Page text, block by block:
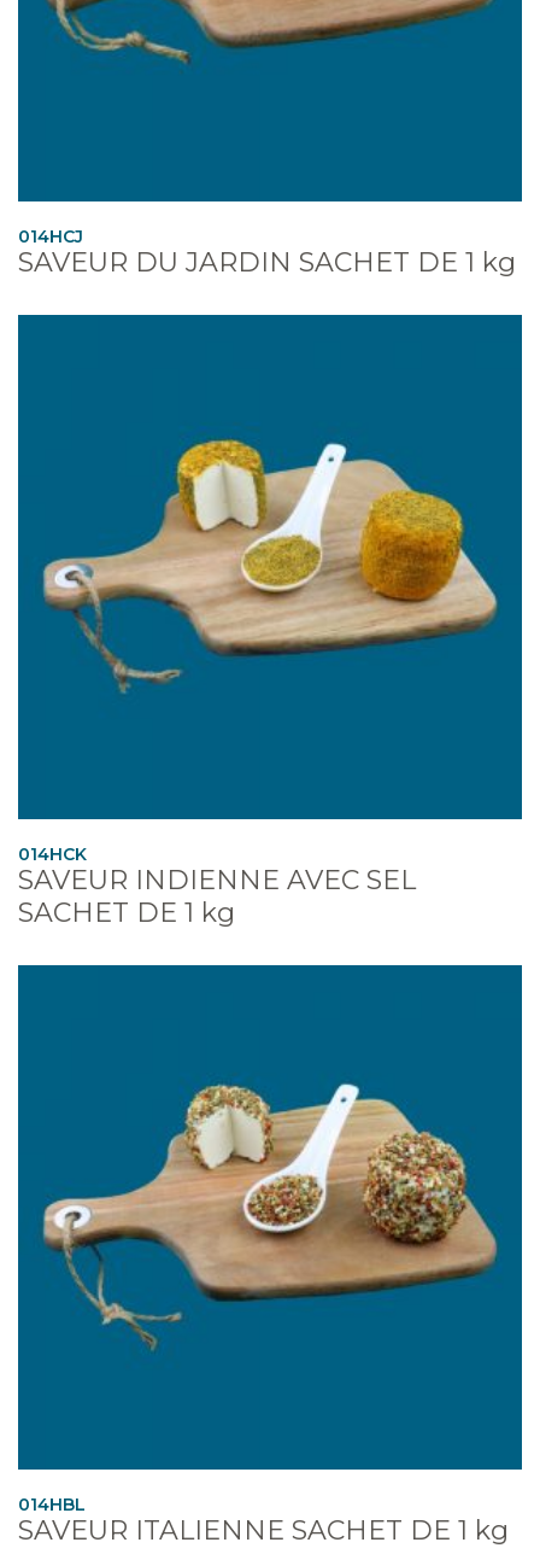
014HCJ
SAVEUR DU JARDIN SACHET DE 1 kg
014HCK
SAVEUR INDIENNE AVEC SEL
SACHET DE 1 kg
014HBL
SAVEUR ITALIENNE SACHET DE 1 kg